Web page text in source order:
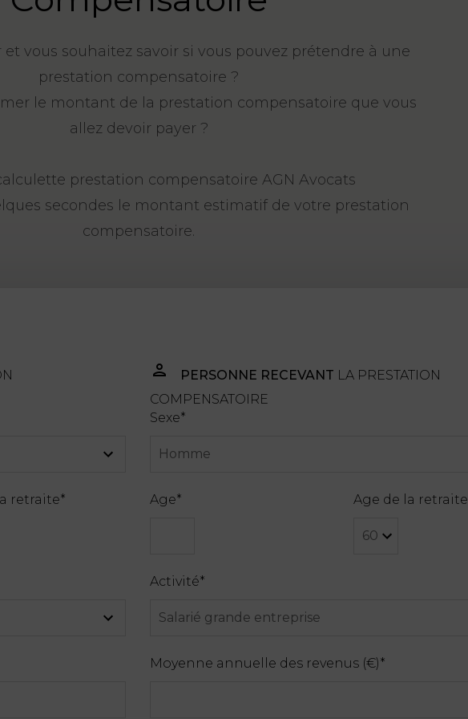
et vous souhaitez savoir si vous pouvez prétendre à une
prestation compensatoire ?
le montant de la prestation compensatoire que vous
allez devoir payer ?
prestation compensatoire AGN Avocats
secondes le montant estimatif de votre prestation
compensatoire.
retraite*
PERSONNE RECEVANT LA PRESTATION
COMPENSATOIRE
Sexe*
Age* Age de la retraite
Activité*
Moyenne annuelle des revenus (€)*